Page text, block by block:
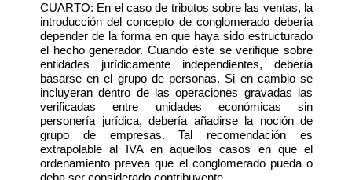
CUARTO: En el caso de tributos sobre las ventas, la
introducción del concepto de conglomerado debería
depender de la forma en que haya sido estructurado
el hecho generador. Cuando éste se verifique sobre
entidades jurídicamente independientes, debería
basarse en el grupo de personas. Si en cambio se
incluyeran dentro de las operaciones gravadas las
verificadas entre unidades económicas sin
personería jurídica, debería añadirse la noción de
grupo de empresas. Tal recomendación es
extrapolable al IVA en aquellos casos en que el
ordenamiento prevea que el conglomerado pueda o
deba ser considerado contribuyente.